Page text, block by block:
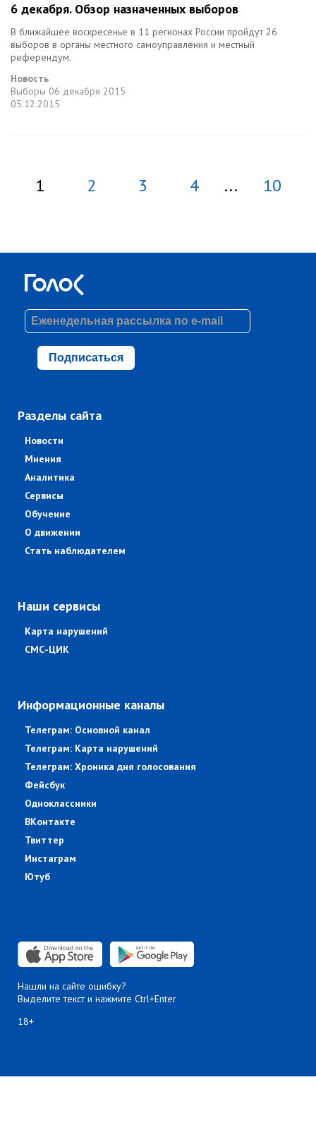
6 декабря. Обзор назначенных выборов
В ближайшее воскресенье в 11 регионах России пройдут 26
выборов в органы местного самоуправления и местный
референдум.
Новость
Выборы 06 декабря 2015
05.12.2015
1 2 3 4 ... 10
Подписаться
Разделы сайта
Новости
Мнения
Аналитика
Сервисы
Обучение
О движении
Стать наблюдателем
Наши сервисы
Карта нарушений
СМС-ЦИК
Информационные каналы
Телеграм: Основной канал
Телеграм: Карта нарушений
Телеграм: Хроника дня голосования
Фейсбук
Одноклассники
ВКонтакте
Твиттер
Инстаграм
Ютуб
Нашли на сайте ошибку?
Выделите текст и нажмите Ctrl+Enter
18+